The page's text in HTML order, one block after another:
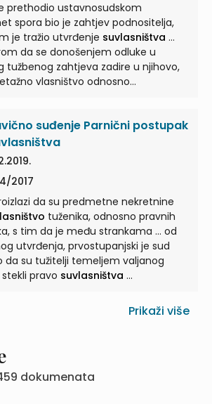
prethodio ustavnosudskom
zahtjev podnositelja,
je tražio utvrđenje suvlasništva ...
zahtjeva zadire u njihovo,
vlasništvo odnosno
idealnog dijela s kojim je ...
suđenje Parnični postupak
2017
da su predmetne nekretnine
tuženika, odnosno pravnih
je među strankama ... od
utvrđenja, prvostupanjski je sud
pravo suvlasništva ...
Prikaži više
dokumenata